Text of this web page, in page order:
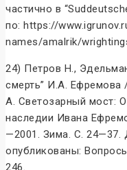
частично в
по: https://
names/amalrik/
24) Петров Н.,
смерть” И.А. Ефремова
А. Светозарный мост:
наследии Ивана
—2001. Зима. С. 24—37.
опубликованы:
246.